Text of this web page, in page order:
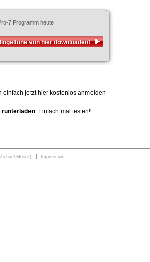
7 Programm heute
von hier downloaden!
einfach jetzt hier kostenlos anmelden
runterladen. Einfach mal testen!
Moore) Impressum